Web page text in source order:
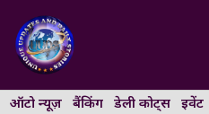
content
ऑटो न्यूज़ बैंकिंग डेली कोट्स इवेंट